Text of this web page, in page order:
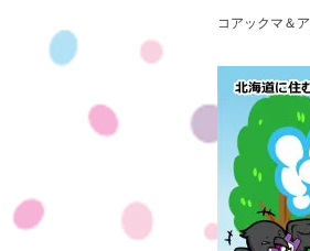
コアックマ＆